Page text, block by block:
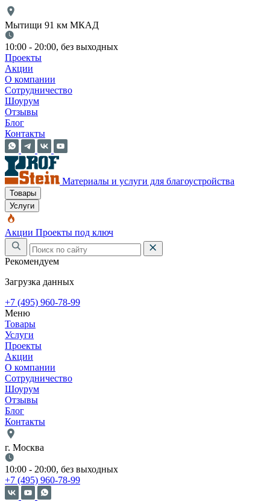
Мытищи 91 км МКАД
10:00 - 20:00, без выходных
Проекты
Акции
О компании
Сотрудничество
Шоурум
Отзывы
Блог
Контакты
Материалы и услуги для благоустройства
Товары
Услуги
Акции Проекты под ключ
Рекомендуем
Загрузка данных
+7 (495) 960-78-99
Меню
Товары
Услуги
Проекты
Акции
О компании
Сотрудничество
Шоурум
Отзывы
Блог
Контакты
г. Москва
10:00 - 20:00, без выходных
+7 (495) 960-78-99